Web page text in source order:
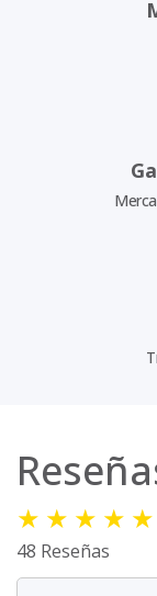
★ ★ ★ ★ ★
48 Reseñas